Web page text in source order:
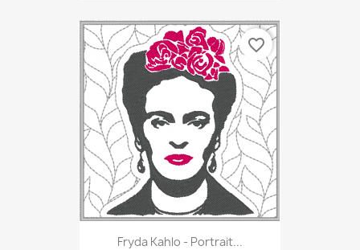
Fryda Kahlo - Portrait...
favorite_border